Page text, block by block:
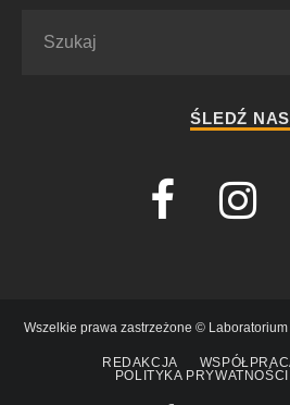
ŚLEDŹ
Wszelkie prawa zastrzeżone ©
REDAKCJA
POLITYKA PRYWATNOŚCI